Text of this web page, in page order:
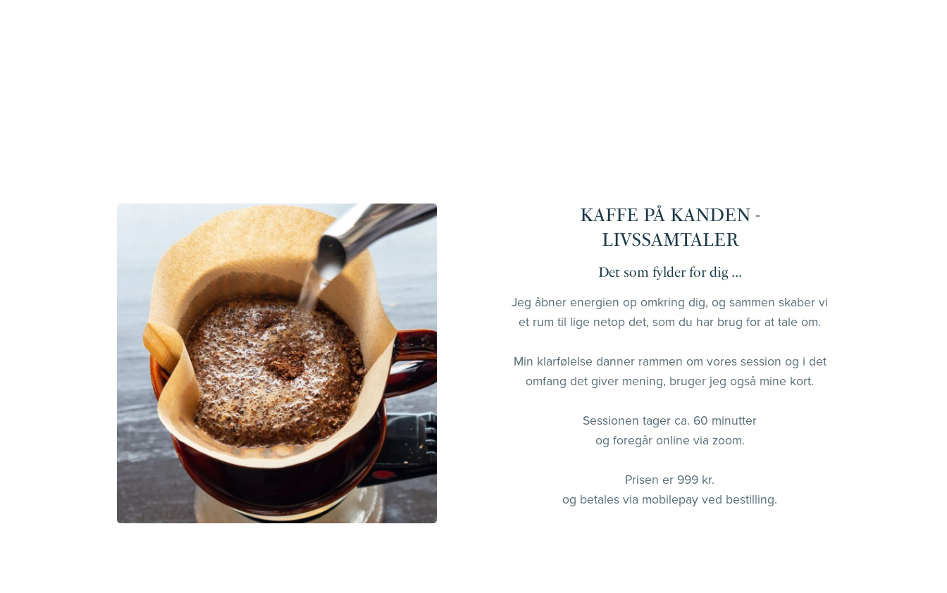
KAFFE PÅ KANDEN -
LIVSSAMTALER
Det som fylder for dig ...
Jeg åbner energien op omkring dig, og sammen skaber vi
et rum til lige netop det, som du har brug for at tale om.
Min klarfølelse danner rammen om vores session og i det
omfang det giver mening, bruger jeg også mine kort.
Sessionen tager ca. 60 minutter
og foregår online via zoom.
Prisen er 999 kr.
og betales via mobilepay ved bestilling.